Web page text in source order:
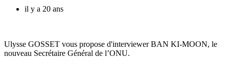
il y a 20 ans
Ulysse GOSSET vous propose d'interviewer BAN KI-MOON, le
nouveau Secrétaire Général de l’ONU.